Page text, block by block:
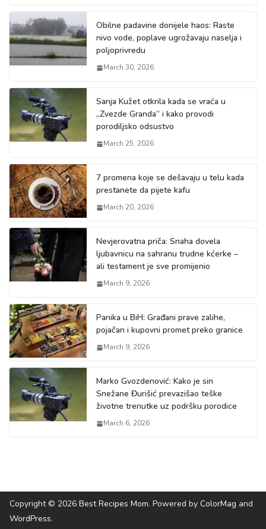
Obilne padavine donijele haos: Raste
nivo vode, poplave ugrožavaju naselja i
poljoprivredu
March 30, 2026
Sanja Kužet otkrila kada se vraća u
„Zvezde Granda“ i kako provodi
porodiljsko odsustvo
March 25, 2026
7 promena koje se dešavaju u telu kada
prestanete da pijete kafu
March 20, 2026
Nevjerovatna priča: Snaha dovela
ljubavnicu na sahranu trudne kćerke –
ali testament je sve promijenio
March 9, 2026
Panika u BiH: Građani prave zalihe,
pojačan i kupovni promet preko granice
March 9, 2026
Marko Gvozdenović: Kako je sin
Snežane Đurišić prevazišao teške
životne trenutke uz podršku porodice
March 6, 2026
Copyright © 2026 Best Recipes Mom. Powered by ColorMag and
WordPress.